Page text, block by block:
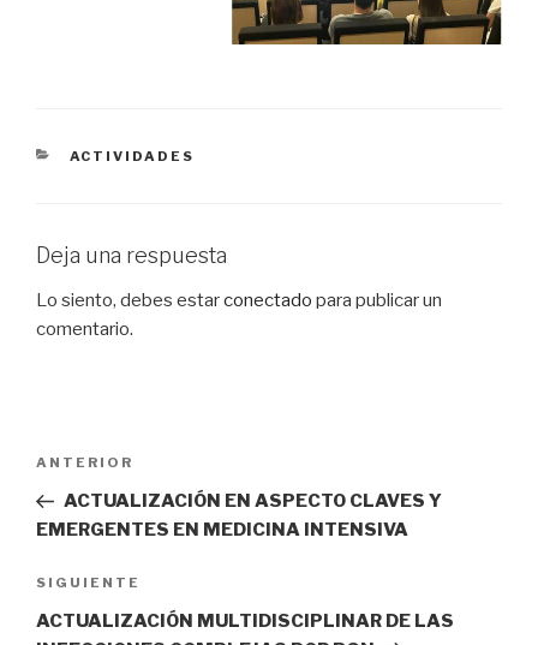
CATEGORÍAS
ACTIVIDADES
Deja una respuesta
Lo siento, debes estarconectado para publicar un
comentario.
entradas
Entrada
anterior:
ANTERIOR
ACTUALIZACIÓN EN ASPECTO CLAVES Y
EMERGENTES EN MEDICINA INTENSIVA
Siguiente
entrada
SIGUIENTE
ACTUALIZACIÓN MULTIDISCIPLINAR DE LAS